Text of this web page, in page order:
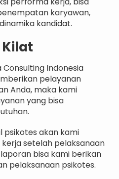
karyawan,
kandidat.
Consulting Indonesia
pelayanan
Anda, maka kami
yang bisa
psikotes akan kami
setelah pelaksanaan
bisa kami berikan
pelaksanaan psikotes.